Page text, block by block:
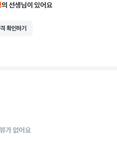
의 선생님이 있어요
확인하기
가 없어요